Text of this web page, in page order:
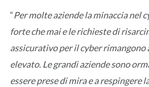
“Per molte aziende la minaccia nel
forte che mai e le richieste di
assicurativo per il cyber rimangono
elevato. Le grandi aziende sono
essere prese di mira e a respingere